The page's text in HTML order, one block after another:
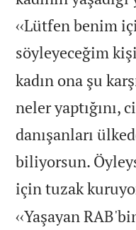
‹‹Lütfen benim
söyleyeceğim
kadın ona şu
neler yaptığını,
danışanları
biliyorsun.
için tuzak
‹‹Yaşayan